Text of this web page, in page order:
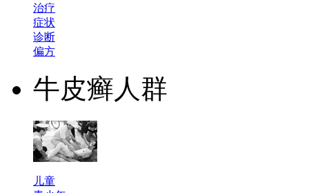
治疗
症状
诊断
偏方
牛皮癣人群
儿童